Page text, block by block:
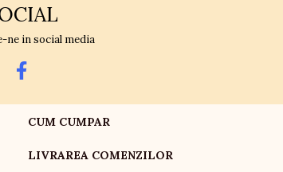
ne in social media
CUM CUMPAR
LIVRAREA COMENZILOR